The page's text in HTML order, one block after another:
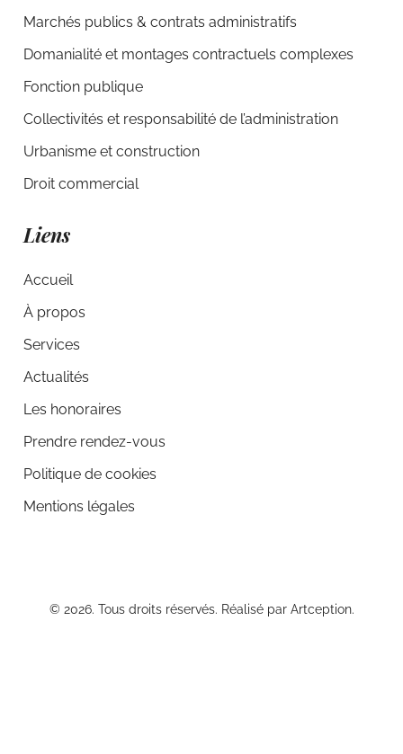
Marchés publics & contrats administratifs
Domanialité et montages contractuels complexes
Fonction publique
Collectivités et responsabilité de l’administration
Urbanisme et construction
Droit commercial
Liens
Accueil
À propos
Services
Actualités
Les honoraires
Prendre rendez-vous
Politique de cookies
Mentions légales
© 2026. Tous droits réservés. Réalisé par Artception.